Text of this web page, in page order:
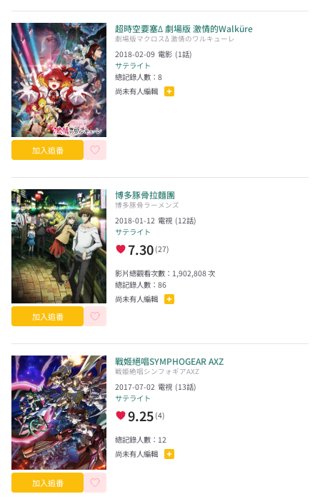
加入追番
超時空要塞Δ 劇場版 激情的Walküre
劇場版マクロスΔ 激情のワルキューレ
2018-02-09 電影 (1話)
サテライト
總記錄人數：8
尚未有人編輯
加入追番
博多豚骨拉麵團
博多豚骨ラーメンズ
2018-01-12 電視 (12話)
サテライト
7.30 (27)
影片總觀看次數： 1,902,808次
總記錄人數：86
尚未有人編輯
加入追番
戰姬絕唱SYMPHOGEAR AXZ
戦姫絶唱シンフォギアAXZ
2017-07-02 電視 (13話)
サテライト
9.25 (4)
總記錄人數： 12
尚未有人編輯